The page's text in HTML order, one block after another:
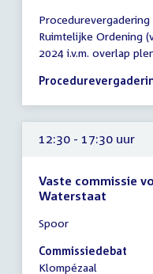
vergadering
12:15
-
12:45
Procedurevergadering
Ruimtelijke Ordening
2024 i.v.m. overlap
12:30 - 17:30 uur
Vaste commissie
Waterstaat
vergadering
12:30
-
Spoor
Commissiedebat
Klompézaal